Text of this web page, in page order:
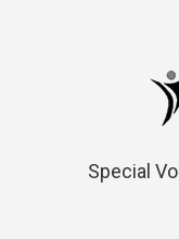
Special